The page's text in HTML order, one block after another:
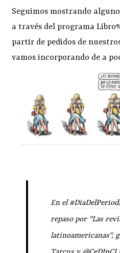
Seguimos mostrando
a través del programa
partir de pedidos de
vamos incorporando de a
En el
repaso por "Las
latinoamericanas",